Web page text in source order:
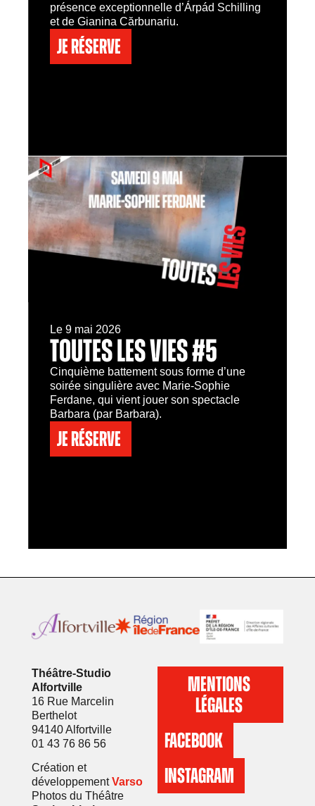
présence exceptionnelle d’Árpád Schilling
et de Gianina Cărbunariu.
Je réserve
Le 9 mai 2026
TOUTES LES VIES #5
Cinquième battement sous forme d’une
soirée singulière avec Marie-Sophie
Ferdane, qui vient jouer son spectacle
Barbara (par Barbara).
Je réserve
Théâtre-Studio
Alfortville
16 Rue Marcelin
Berthelot
94140 Alfortville
01 43 76 86 56
Création et
développementVarso
Photos du Théâtre
MENTIONS
LÉGALES
FACEBOOK
INSTAGRAM